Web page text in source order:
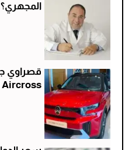
المجهري؟
Aircross الجديدة كليًّا في مصر